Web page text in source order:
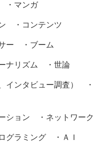
・マンガ
・コンテンツ
ー ・ブーム
ナリズム ・世論
インタビュー調査） ・
ション ・ネットワーク
グラミング ・ＡＩ